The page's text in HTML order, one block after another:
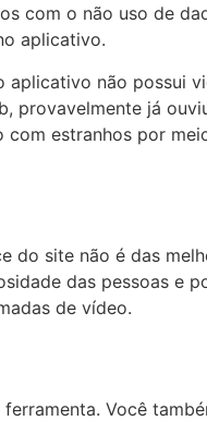
com o não uso de
aplicativo.
não possui
provavelmente já
estranhos por
do site não é das
das pessoas e
de vídeo.
Você